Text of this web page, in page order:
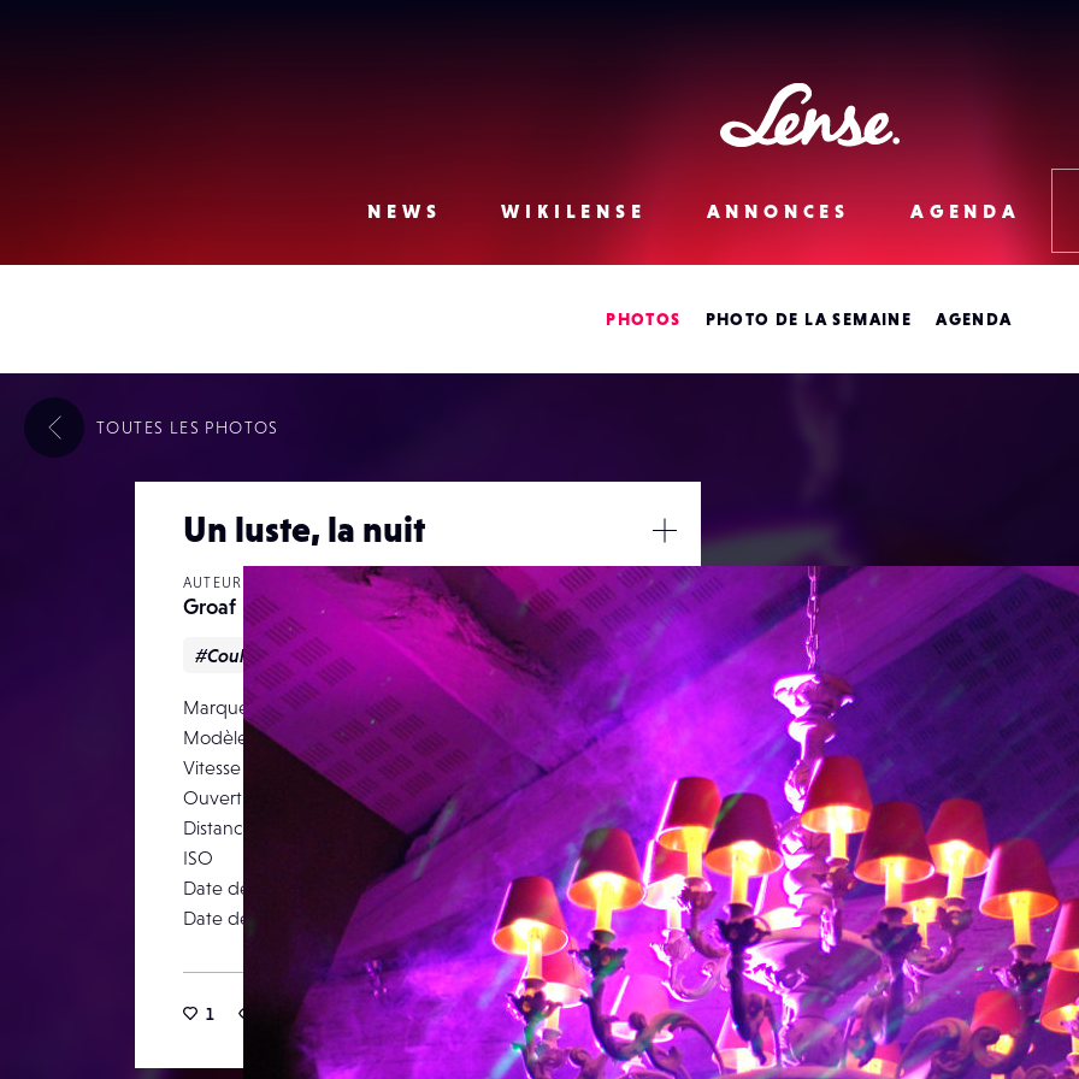
Lense
NEWS WIKILENSE ANNONCES AGENDA
PHOTOS PHOTO DE LA SEMAINE AGENDA
Un luste, la nuit
AUTEUR
Groaf
#Couleur #Graphique
Marque
NIKON CORPORATION
Modèle
NIKON D80
Vitesse d’obturation
1/60
Ouverture
f/2
Distance focale
50 mm
ISO
1000
Date de prise de vue
01 août 2010
Date de publication
04 mai 2011
1
Ouvrir
/
Fermer
TOUTES LES PHOTOS